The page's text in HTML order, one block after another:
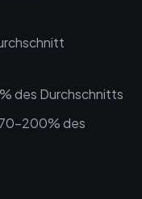
des Durchschnitts
200% des